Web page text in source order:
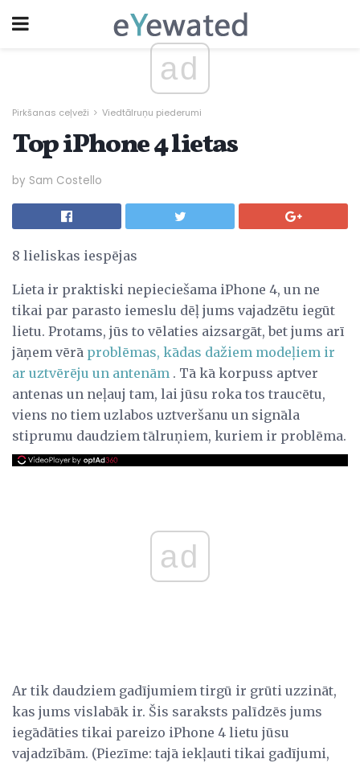
ad
Pirkšanas ceļveži Viedtālruņu piederumi
Top iPhone 4 lietas
by Sam Costello
8 lieliskas iespējas
Lieta ir praktiski nepieciešama iPhone 4, un ne
tikai par parasto iemeslu dēļ jums vajadzētu iegūt
lietu. Protams, jūs to vēlaties aizsargāt, bet jums arī
jāņem vērā problēmas, kādas dažiem modeļiem ir
ar uztvērēju un antenām . Tā kā korpuss aptver
antenas un neļauj tam, lai jūsu roka tos traucētu,
viens no tiem uzlabos uztveršanu un signāla
stiprumu daudziem tālruņiem, kuriem ir problēma.
ad
Ar tik daudziem gadījumiem tirgū ir grūti uzzināt,
kas jums vislabāk ir. Šis saraksts palīdzēs jums
iegādāties tikai pareizo iPhone 4 lietu jūsu
vajadzībām. (Piezīme: tajā iekļauti tikai gadījumi,